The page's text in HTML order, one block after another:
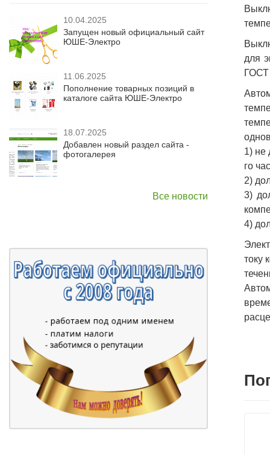
10.04.2025
Запущен новый официальный сайт
ЮШЕ-Электро
11.06.2025
Пополнение товарных позиций в
каталоге сайта ЮШЕ-Электро
18.07.2025
Добавлен новый раздел сайта -
фотогалерея
Все новости
для
ГОСТ
1) не
го
2)
3)
4)
току